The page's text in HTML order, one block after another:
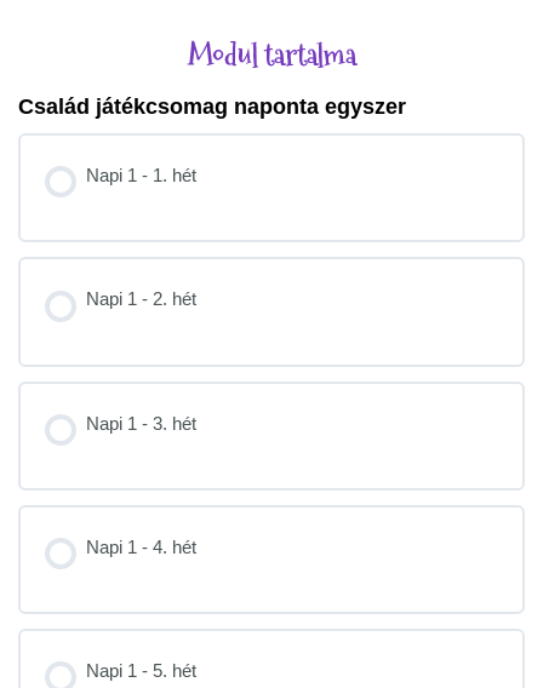
Modul tartalma
Család játékcsomag naponta egyszer
Napi 1 - 1. hét
Napi 1 - 2. hét
Napi 1 - 3. hét
Napi 1 - 4. hét
Napi 1 - 5. hét